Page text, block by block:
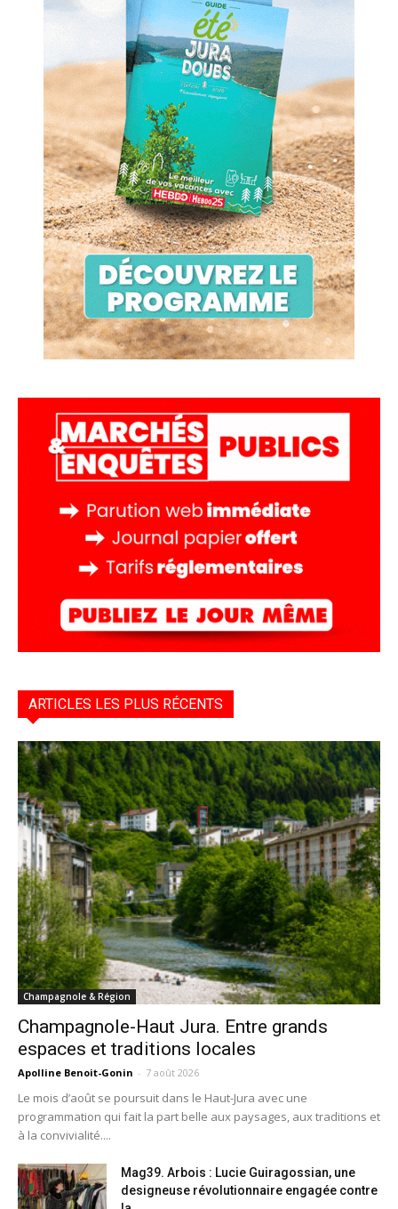
ARTICLES LES PLUS RÉCENTS
Champagnole & Région
Champagnole-Haut Jura. Entre grands
espaces et traditions locales
Apolline Benoit-Gonin - 7 août 2026
Le mois d’août se poursuit dans le Haut-Jura avec une
programmation qui fait la part belle aux paysages, aux traditions et
à la convivialité....
Mag39. Arbois : Lucie Guiragossian, une
designeuse révolutionnaire engagée contre